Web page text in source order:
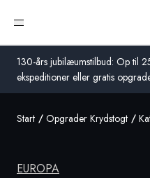
130-års jubilæumstilbud: Op til
ekspeditioner eller gratis
Åbn menu
Global
Start Opgrader Krydstogt
EUROPA